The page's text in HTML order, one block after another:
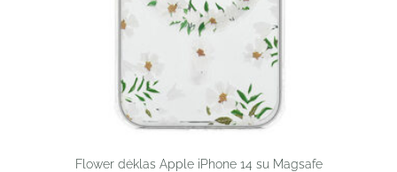
Flower dėklas Apple iPhone 14 su Magsafe